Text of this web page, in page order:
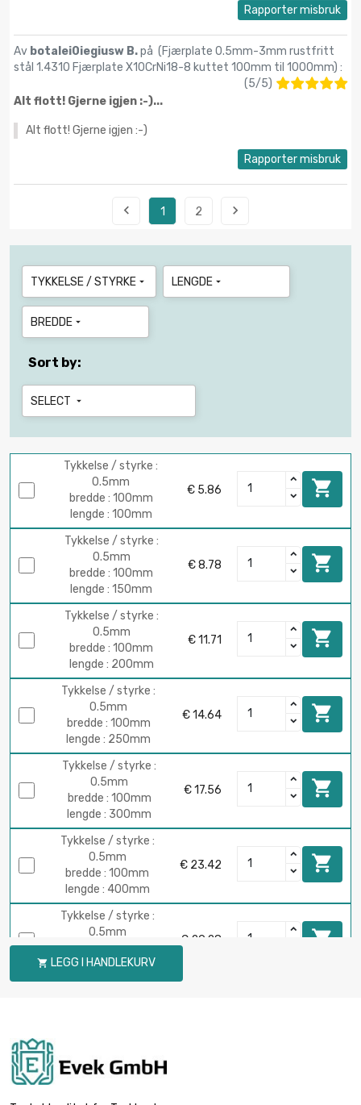
Rapporter misbruk
Av botalei0iegiusw B.på (Fjærplate 0.5mm-3mm rustfritt
stål 1.4310 Fjærplate X10CrNi18-8 kuttet 100mm til 1000mm) :
(5/5)
Alt flott! Gjerne igjen :-)...
Alt flott! Gjerne igjen :-)
Rapporter misbruk
 1 2 
TYKKELSE / STYRKE  LENGDE 
BREDDE 
Sort by:
SELECT 
Tykkelse / styrke :
0.5mm
bredde : 100mm
lengde : 100mm
€ 5.86 
Tykkelse / styrke :
0.5mm
bredde : 100mm
lengde : 150mm
€ 8.78 
Tykkelse / styrke :
0.5mm
bredde : 100mm
lengde : 200mm
€ 11.71 
Tykkelse / styrke :
0.5mm
bredde : 100mm
lengde : 250mm
€ 14.64 
Tykkelse / styrke :
0.5mm
bredde : 100mm
lengde : 300mm
€ 17.56 
Tykkelse / styrke :
0.5mm
bredde : 100mm
lengde : 400mm
€ 23.42 
Tykkelse / styrke :
0.5mm
bredde : 100mm
lengde : 500mm
€ 29.28 
Tykkelse / styrke :
 LEGG I HANDLEKURV